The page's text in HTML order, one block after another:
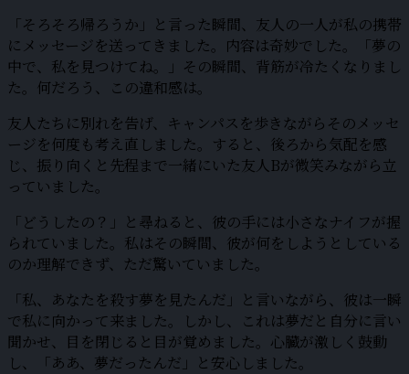
「そろそろ帰ろうか」と言った瞬間、友人の一人が私の携帯
にメッセージを送ってきました。内容は奇妙でした。「夢の
中で、私を見つけてね。」その瞬間、背筋が冷たくなりまし
た。何だろう、この違和感は。
友人たちに別れを告げ、キャンパスを歩きながらそのメッセ
ージを何度も考え直しました。すると、後ろから気配を感
じ、振り向くと先程まで一緒にいた友人Bが微笑みながら立
っていました。
「どうしたの？」と尋ねると、彼の手には小さなナイフが握
られていました。私はその瞬間、彼が何をしようとしている
のか理解できず、ただ驚いていました。
「私、あなたを殺す夢を見たんだ」と言いながら、彼は一瞬
で私に向かって来ました。しかし、これは夢だと自分に言い
聞かせ、目を閉じると目が覚めました。心臓が激しく鼓動
し、「ああ、夢だったんだ」と安心しました。